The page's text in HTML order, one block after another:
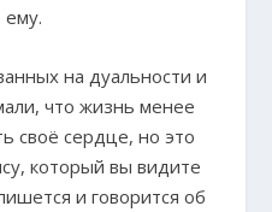
ему.
на дуальности и
что жизнь менее
своё сердце, но это
который вы видите
и говорится об